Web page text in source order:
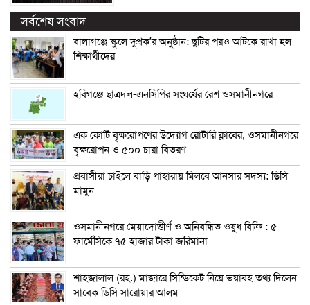
সর্বশেষ সংবাদ
বালাগঞ্জে স্কুলে দুপ্রক’র অনুষ্ঠান: ছুটির পরও আটকে রাখা হল
শিক্ষার্থীদের
হবিগঞ্জে ছাত্রদল-এনসিপির সংঘর্ষের রেশ ওসমানীনগরে
এক কোটি বৃক্ষরোপণের উদ্যোগ রোটারি ক্লাবের, ওসমানীনগরে
বৃক্ষরোপন ও ৫০০ চারা বিতরণ
প্রবাসীরা চাইলে বাড়ি পাহারায় মিলবে আনসার সদস্য: ডিসি
মামুন
ওসমানীনগরে মেয়াদোত্তীর্ণ ও অনিবন্ধিত ওষুধ বিক্রি : ৫
ফার্মেসিকে ৭৫ হাজার টাকা জরিমানা
শাহজালাল (রহ.) মাজারে সিন্ডিকেট নিয়ে ভয়াবহ তথ্য দিলেন
সাবেক ডিসি সারোয়ার আলম